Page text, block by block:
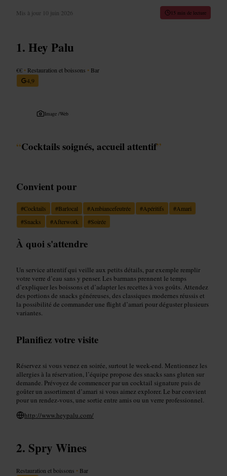
Mis à jour 10 juin 2026 15 min de lecture
Hey Palu
€€ • Restauration et boissons • Bar
4,9
Image /Web
“Cocktails soignés, accueil attentif”
Convient pour
#Cocktails #Barlocal #Ambiancefeutrée #Apéritifs #Amari
#Snacks #Afterwork #Soirée
À quoi s'attendre
Un service attentif qui veille aux petits détails, par exemple remplir
votre verre d’eau sans y penser. Les barmans prennent le temps
d’expliquer les boissons et d’adapter les recettes à vos goûts. Attendez
des portions de snacks généreuses, des classiques modernes réussis et
la possibilité de commander une flight d’amari pour déguster plusieurs
variantes.
Planifiez votre visite
Réservez si vous venez en soirée, surtout le week-end. Mentionnez les
allergies à la réservation, l’équipe propose des snacks sans gluten sur
demande. Prévoyez de commencer par un cocktail signature puis de
goûter un assortiment d’amari si vous aimez explorer. Le bar convient
pour un rendez-vous, une sortie entre amis ou un verre professionnel.
http://www.heypalu.com/
Spry Wines
Restauration et boissons • Bar